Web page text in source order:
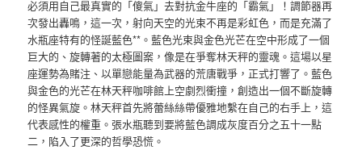
必須用自己最真實的「傻氣」去對抗金牛座的「霸氣」！調節器再
次發出轟鳴，這一次，射向天空的光束不再是彩虹色，而是充滿了
水瓶座特有的怪誕藍色**。藍色光束與金色光芒在空中形成了一個
巨大的、旋轉著的太極圖案，像是在爭奪林天秤的靈魂。這場以星
座運勢為賭注、以單戀能量為武器的荒唐戰爭，正式打響了。藍色
與金色的光芒在林天秤咖啡館上空劇烈衝撞，創造出一個不斷旋轉
的怪異氣旋。林天秤首先將蕾絲絲帶優雅地繫在自己的右手上，這
代表感性的權重。張水瓶聽到要將藍色調成灰度百分之五十一點
二，陷入了更深的哲學恐慌。